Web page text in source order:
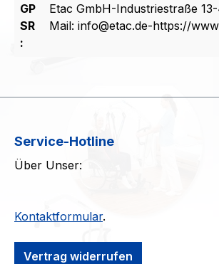
GP
SR
:
Etac GmbH-Industriestraße
Mail: info@etac.de-https://
Service-Hotline
Über Unser:
Kontaktformular.
Vertrag widerrufen